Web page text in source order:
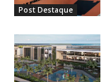
Post Destaque